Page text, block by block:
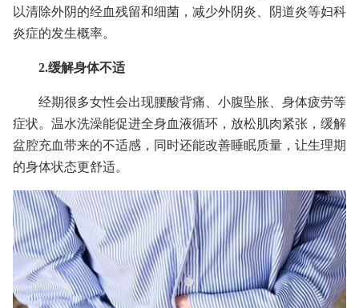
以清除外阴的经血残留和细菌，减少外阴炎、阴道炎等妇科
炎症的发生概率。
2.缓解身体不适
经期很多女性会出现腰酸背痛、小腹坠胀、身体疲劳等
症状。温水洗澡能促进全身血液循环，放松肌肉紧张，缓解
盆腔充血带来的不适感，同时还能改善睡眠质量，让生理期
的身体状态更舒适。